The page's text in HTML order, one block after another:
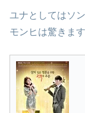
ユナとしてはソ
モンヒは驚きます